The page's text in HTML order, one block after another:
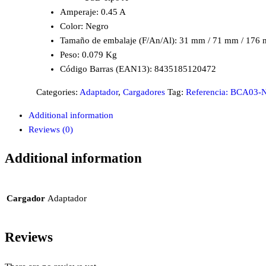
Amperaje: 0.45 A
Color: Negro
Tamaño de embalaje (F/An/Al): 31 mm / 71 mm / 176
Peso: 0.079 Kg
Código Barras (EAN13): 8435185120472
Categories:Adaptador,Cargadores Tag:Referencia: BCA03-
Additional information
Reviews (0)
Additional information
Cargador Adaptador
Reviews